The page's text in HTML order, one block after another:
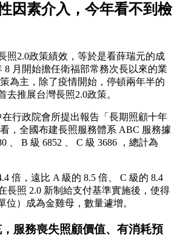
因素介入，今年看不到檢
照2.0政策績效，等於是看薛瑞元的成
8 月開始擔任衛福部常務次長以來的業
為主，除了疫情開始，停頓兩年半的
去推展台灣長照2.0政策。
在行政院會所提出報告「長期照顧十年
，全國布建長照服務體系 ABC 服務據
、 B 級 6852 、 C 級 3686 ，總計為
倍，遠比 A 級的 8.5 倍、 C 級的 8.4
長照 2.0 新制給支付基準實施後，使得
位）成為金雞母，數量遽增。
服務喪失照顧價值、有消耗預